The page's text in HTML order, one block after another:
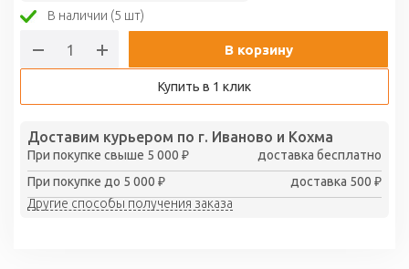
В наличии (5 шт)
В корзину
Купить в 1 клик
Доставим курьером по г. Иваново и Кохма
При покупке свыше 5 000 ₽
доставка бесплатно
При покупке до 5 000 ₽
доставка 500 ₽
Другие способы получения заказа